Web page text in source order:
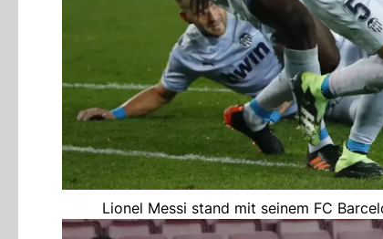
Lionel Messi stand mit seinem FC